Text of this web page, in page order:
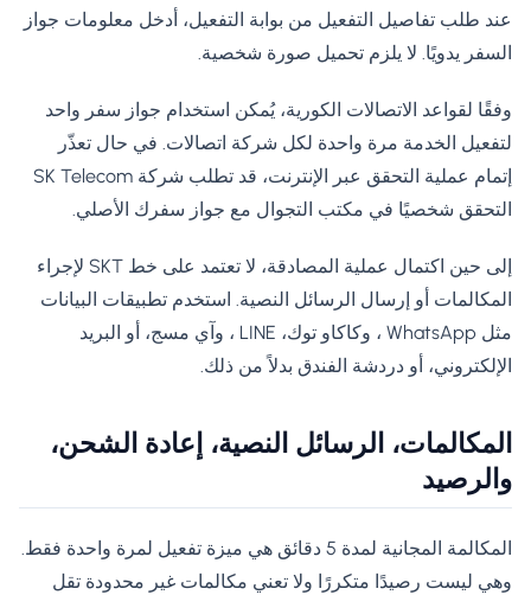
عند طلب تفاصيل التفعيل من بوابة التفعيل، أدخل معلومات جواز
السفر يدويًا. لا يلزم تحميل صورة شخصية.
وفقًا لقواعد الاتصالات الكورية، يُمكن استخدام جواز سفر واحد
لتفعيل الخدمة مرة واحدة لكل شركة اتصالات. في حال تعذّر
إتمام عملية التحقق عبر الإنترنت، قد تطلب شركة SK Telecom
التحقق شخصيًا في مكتب التجوال مع جواز سفرك الأصلي.
إلى حين اكتمال عملية المصادقة، لا تعتمد على خط SKT لإجراء
المكالمات أو إرسال الرسائل النصية. استخدم تطبيقات البيانات
مثل WhatsApp ، وكاكاو توك، LINE ، وآي مسج، أو البريد
الإلكتروني، أو دردشة الفندق بدلاً من ذلك.
المكالمات، الرسائل النصية، إعادة الشحن،
والرصيد
المكالمة المجانية لمدة 5 دقائق هي ميزة تفعيل لمرة واحدة فقط.
وهي ليست رصيدًا متكررًا ولا تعني مكالمات غير محدودة تقل